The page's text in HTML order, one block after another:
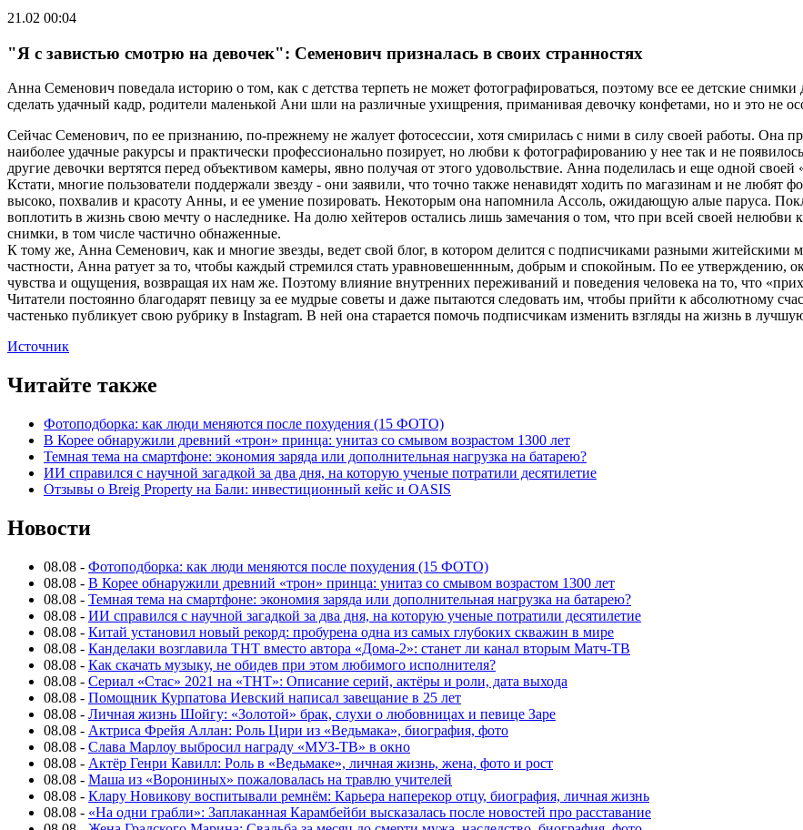
21.02 00:04
"Я с завистью смотрю на девочек": Семенович призналась в своих странностях
Анна Семенович поведала историю о том, как с детства терпеть не может фотографироваться, поэтому все ее детские
сделать удачный кадр, родители маленькой Ани шли на различные ухищрения, приманивая девочку конфетами, но и это не
Сейчас Семенович, по ее признанию, по-прежнему не жалует фотосессии, хотя смирилась с ними в силу своей работы. Она
наиболее удачные ракурсы и практически профессионально позирует, но любви к фотографированию у нее так и не
другие девочки вертятся перед объективом камеры, явно получая от этого удовольствие. Анна поделилась и еще одной
Кстати, многие пользователи поддержали звезду - они заявили, что точно также ненавидят ходить по магазинам и не
высоко, похвалив и красоту Анны, и ее умение позировать. Некоторым она напомнила Ассоль, ожидающую алые паруса.
воплотить в жизнь свою мечту о наследнике. На долю хейтеров остались лишь замечания о том, что при всей своей
снимки, в том числе частично обнаженные.
К тому же, Анна Семенович, как и многие звезды, ведет свой блог, в котором делится с подписчиками разными
частности, Анна ратует за то, чтобы каждый стремился стать уравновешеннным, добрым и спокойным. По ее утверждению,
чувства и ощущения, возвращая их нам же. Поэтому влияние внутренних переживаний и поведения человека на то, что
Читатели постоянно благодарят певицу за ее мудрые советы и даже пытаются следовать им, чтобы прийти к абсолютному
частенько публикует свою рубрику в Instagram. В ней она старается помочь подписчикам изменить взгляды на жизнь в
Источник
Читайте также
Фотоподборка: как люди меняются после похудения (15 ФОТО)
В Корее обнаружили древний «трон» принца: унитаз со смывом возрастом 1300 лет
Темная тема на смартфоне: экономия заряда или дополнительная нагрузка на батарею?
ИИ справился с научной загадкой за два дня, на которую ученые потратили десятилетие
Отзывы о Breig Property на Бали: инвестиционный кейс и OASIS
Новости
08.08 - Фотоподборка: как люди меняются после похудения (15 ФОТО)
08.08 - В Корее обнаружили древний «трон» принца: унитаз со смывом возрастом 1300 лет
08.08 - Темная тема на смартфоне: экономия заряда или дополнительная нагрузка на батарею?
08.08 - ИИ справился с научной загадкой за два дня, на которую ученые потратили десятилетие
08.08 - Китай установил новый рекорд: пробурена одна из самых глубоких скважин в мире
08.08 - Канделаки возглавила ТНТ вместо автора «Дома-2»: станет ли канал вторым Матч-ТВ
08.08 - Как скачать музыку, не обидев при этом любимого исполнителя?
08.08 - Сериал «Стас» 2021 на «ТНТ»: Описание серий, актёры и роли, дата выхода
08.08 - Помощник Курпатова Иевский написал завещание в 25 лет
08.08 - Личная жизнь Шойгу: «Золотой» брак, слухи о любовницах и певице Заре
08.08 - Актриса Фрейя Аллан: Роль Цири из «Ведьмака», биография, фото
08.08 - Слава Марлоу выбросил награду «МУЗ-ТВ» в окно
08.08 - Актёр Генри Кавилл: Роль в «Ведьмаке», личная жизнь, жена, фото и рост
08.08 - Маша из «Ворониных» пожаловалась на травлю учителей
08.08 - Клару Новикову воспитывали ремнём: Карьера наперекор отцу, биография, личная жизнь
08.08 - «На одни грабли»: Заплаканная Карамбейби высказалась после новостей про расставание